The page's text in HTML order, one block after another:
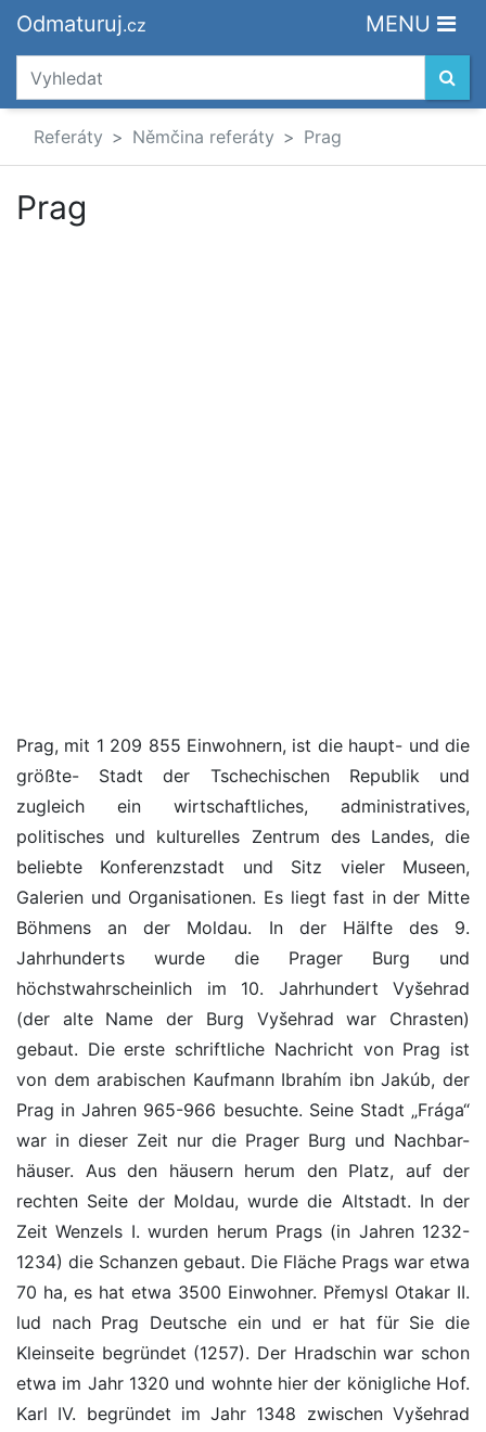
Odmaturuj.cz MENU
Referáty Němčina referáty Prag
Prag
Prag, mit 1 209 855 Einwohnern, ist die haupt- und die
größte- Stadt der Tschechischen Republik und
zugleich ein wirtschaftliches, administratives,
politisches und kulturelles Zentrum des Landes, die
beliebte Konferenzstadt und Sitz vieler Museen,
Galerien und Organisationen. Es liegt fast in der Mitte
Böhmens an der Moldau. In der Hälfte des 9.
Jahrhunderts wurde die Prager Burg und
höchstwahrscheinlich im 10. Jahrhundert Vyšehrad
(der alte Name der Burg Vyšehrad war Chrasten)
gebaut. Die erste schriftliche Nachricht von Prag ist
von dem arabischen Kaufmann Ibrahím ibn Jakúb, der
Prag in Jahren 965-966 besuchte. Seine Stadt „Frága“
war in dieser Zeit nur die Prager Burg und Nachbar-
häuser. Aus den häusern herum den Platz, auf der
rechten Seite der Moldau, wurde die Altstadt. In der
Zeit Wenzels I. wurden herum Prags (in Jahren 1232-
1234) die Schanzen gebaut. Die Fläche Prags war etwa
70 ha, es hat etwa 3500 Einwohner. Přemysl Otakar II.
lud nach Prag Deutsche ein und er hat für Sie die
Kleinseite begründet (1257). Der Hradschin war schon
etwa im Jahr 1320 und wohnte hier der königliche Hof.
Karl IV. begründet im Jahr 1348 zwischen Vyšehrad